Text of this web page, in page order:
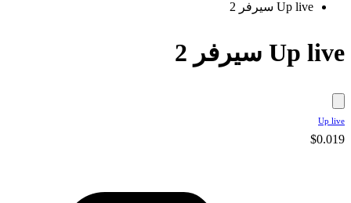
Up live سيرفر 2
Up live سيرفر 2
Up live
$0.019